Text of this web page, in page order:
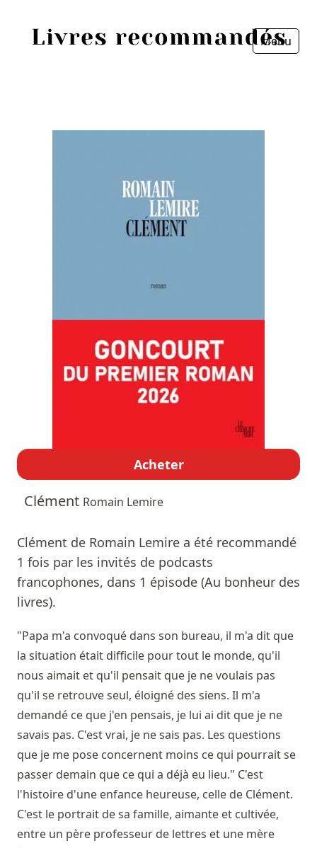
Menu
Acheter
Clément Romain Lemire
Clément de Romain Lemire a été recommandé
1 fois par les invités de podcasts
francophones, dans 1 épisode (Au bonheur des
livres).
"Papa m'a convoqué dans son bureau, il m'a dit que
la situation était difficile pour tout le monde, qu'il
nous aimait et qu'il pensait que je ne voulais pas
qu'il se retrouve seul, éloigné des siens. Il m'a
demandé ce que j'en pensais, je lui ai dit que je ne
savais pas. C'est vrai, je ne sais pas. Les questions
que je me pose concernent moins ce qui pourrait se
passer demain que ce qui a déjà eu lieu." C'est
l'histoire d'une enfance heureuse, celle de Clément.
C'est le portrait de sa famille, aimante et cultivée,
entre un père professeur de lettres et une mère
Fermer